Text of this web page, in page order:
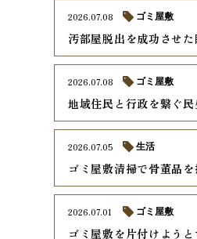
汚部屋脱出を成功させ
2026.07.08 ゴミ屋敷
地域住民と行政を繋ぐ
2026.07.08 ゴミ屋敷
ゴミ屋敷清掃で骨董品
2026.07.05 生活
ゴミ屋敷を片付けよう
2026.07.01 ゴミ屋敷